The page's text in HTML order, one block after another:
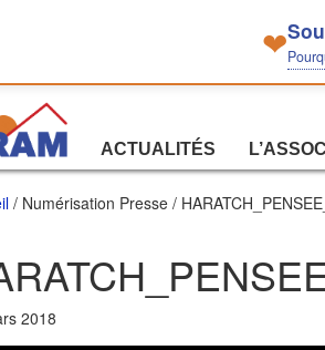
❤
ACTUALITÉS
/ Numérisation Presse /
2018